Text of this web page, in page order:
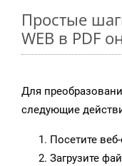
Простые
WEB в PDF
Для
следующие
Посетите
Загрузите